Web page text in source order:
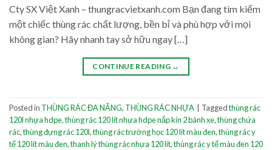
Cty SX Việt Xanh – thungracvietxanh.com Bạn đang tìm kiếm
một chiếc thùng rác chất lượng, bền bỉ và phù hợp với mọi
không gian? Hãy nhanh tay sở hữu ngay […]
CONTINUE READING →
Posted in THÙNG RÁC ĐA NĂNG, THÙNG RÁC NHỰA Taggedthùng rác
120l nhựa hdpe,thùng rác 120 lít nhựa hdpe nắp kín 2 bánh xe,thùng chứa
rác,thùng đựng rác 120l,thùng rác trường học 120 lít màu đen,thùng rác y
tế 120 lít màu đen,thanh lý thùng rác nhựa 120 lít,thùng rác y tế màu đen 120